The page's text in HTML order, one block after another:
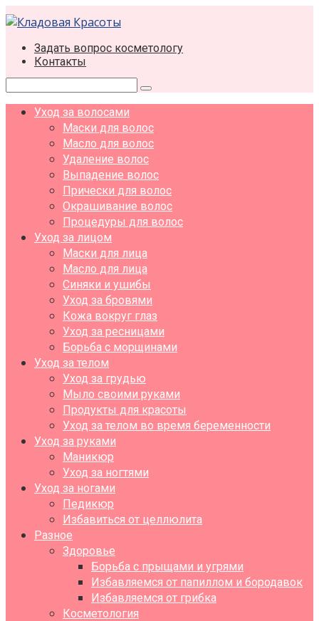
Перейти
к
контентуЗадать вопрос косметологу
Контакты
Поиск:
Уход за волосами
Маски для волос
Масло для волос
Удаление волос
Выпадение волос
Прически для волос
Окрашивание волос
Процедуры для волос
Уход за лицом
Маски для лица
Масло для лица
Синяки и ушибы
Уход за бровями
Кожа вокруг глаз
Уход за ресницами
Борьба с морщинами
Уход за телом
Уход за грудью
Мыло своими руками
Продукты для красоты
Уход за телом во время беременности
Уход за руками
Маникюр
Уход за ногтями
Уход за ногами
Педикюр
Избавиться от целлюлита
Разное
Здоровье
Борьба с прыщами и угрями
Избавляемся от папиллом и бородавок
Избавляемся от грибка
Косметология